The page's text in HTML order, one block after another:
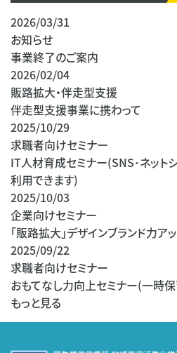
2026/03/31
お知らせ
事業終了のご案内
2026/02/04
販路拡大・伴走型支援
伴走型支援事業に携わって
2025/10/29
求職者向けセミナー
IT人材育成セミナー(SNS･ネット
利用できます)
2025/10/03
企業向けセミナー
「販路拡大」デザインブランド力ア
2025/09/22
求職者向けセミナー
おもてなし力向上セミナー(一時
もっと見る